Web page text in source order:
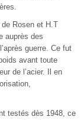
de Rosen et H.T
auprès des
guerre. Ce fut
avant toute
de l’acier. Il en
testés dès 1948, ce